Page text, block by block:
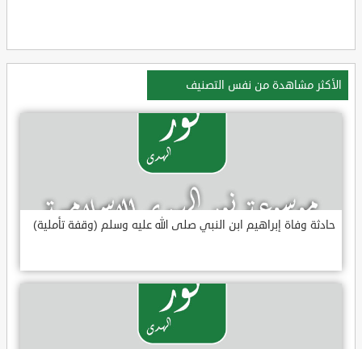
الأكثر مشاهدة من نفس التصنيف
حادثة وفاة إبراهيم ابن النبي صلى الله عليه وسلم (وقفة تأملية)